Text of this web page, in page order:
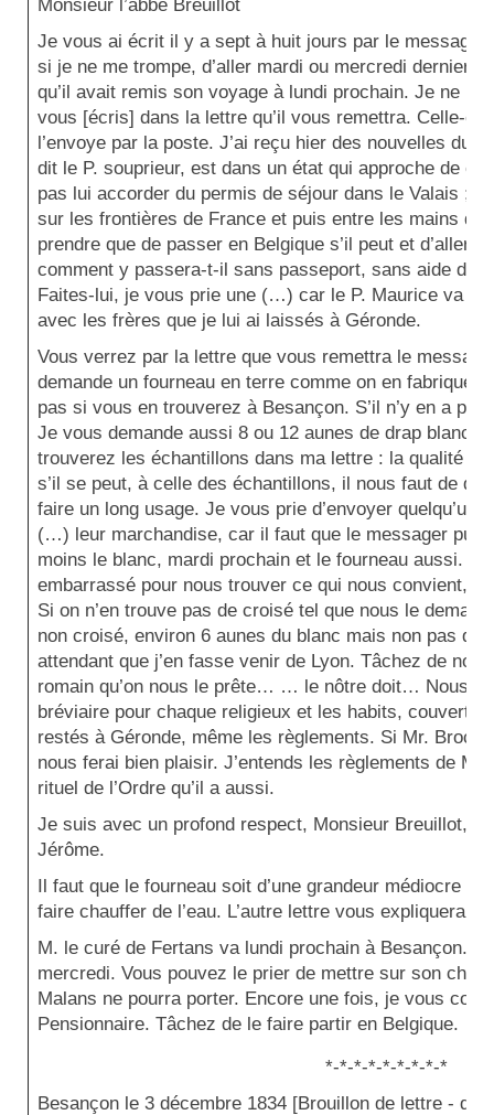
Monsieur l’abbé Breuillot
Je vous ai écrit il y a sept à huit jours par le messager
si je ne me trompe, d’aller mardi ou mercredi dernier à
qu’il avait remis son voyage à lundi prochain. Je ne
vous [écris] dans la lettre qu’il vous remettra. Celle-ci
l’envoye par la poste. J’ai reçu hier des nouvelles du
dit le P. souprieur, est dans un état qui approche de
pas lui accorder du permis de séjour dans le Valais ; il
sur les frontières de France et puis entre les mains de
prendre que de passer en Belgique s’il peut et d’aller
comment y passera-t-il sans passeport, sans aide de
Faites-lui, je vous prie une (…) car le P. Maurice va
avec les frères que je lui ai laissés à Géronde.
Vous verrez par la lettre que vous remettra le
demande un fourneau en terre comme on en fabrique
pas si vous en trouverez à Besançon. S’il n’y en a
Je vous demande aussi 8 ou 12 aunes de drap blanc
trouverez les échantillons dans ma lettre : la qualité
s’il se peut, à celle des échantillons, il nous faut de
faire un long usage. Je vous prie d’envoyer quelqu’un
(…) leur marchandise, car il faut que le messager
moins le blanc, mardi prochain et le fourneau aussi.
embarrassé pour nous trouver ce qui nous convient, je
Si on n’en trouve pas de croisé tel que nous le
non croisé, environ 6 aunes du blanc mais non pas du
attendant que j’en fasse venir de Lyon. Tâchez de
romain qu’on nous le prête… … le nôtre doit… Nous
bréviaire pour chaque religieux et les habits,
restés à Géronde, même les règlements. Si Mr.
nous ferai bien plaisir. J’entends les règlements de M.
rituel de l’Ordre qu’il a aussi.
Je suis avec un profond respect, Monsieur Breuillot,
Jérôme.
Il faut que le fourneau soit d’une grandeur médiocre et
faire chauffer de l’eau. L’autre lettre vous expliquera
M. le curé de Fertans va lundi prochain à Besançon. il
mercredi. Vous pouvez le prier de mettre sur son
Malans ne pourra porter. Encore une fois, je vous
Pensionnaire. Tâchez de le faire partir en Belgique.
*-*-*-*-*-*-*-*-*
Besançon le 3 décembre 1834 [Brouillon de lettre - de